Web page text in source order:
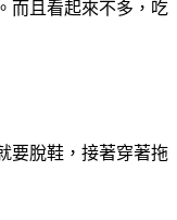
而且看起來不多，吃
要脫鞋，接著穿著拖